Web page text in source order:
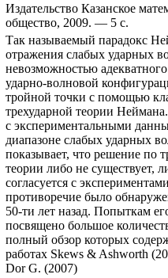
Издательство Казанское
общество, 2009. — 5 с.
Так называемый парадокс
отражения слабых ударных
невозможностью
ударно-волновой
тройной точки с помощью
трехударной теории
с экспериментальными
диапазоне слабых ударных
показывает, что решение по
теории либо не существует,
согласуется с
противоречие было
50-ти лет назад. Попыткам
посвящено большое
полный обзор которых
работах Skews & Ashworth
Dor G. (2007)